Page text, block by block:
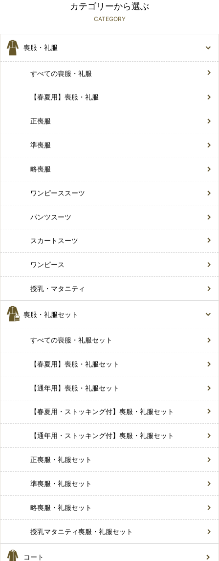
カテゴリーから選ぶ
CATEGORY
喪服・礼服
すべての喪服・礼服
【春夏用】喪服・礼服
正喪服
準喪服
略喪服
ワンピーススーツ
パンツスーツ
スカートスーツ
ワンピース
授乳・マタニティ
喪服・礼服セット
すべての喪服・礼服セット
【春夏用】喪服・礼服セット
【通年用】喪服・礼服セット
【春夏用・ストッキング付】喪服・礼服セット
【通年用・ストッキング付】喪服・礼服セット
正喪服・礼服セット
準喪服・礼服セット
略喪服・礼服セット
授乳マタニティ喪服・礼服セット
コート